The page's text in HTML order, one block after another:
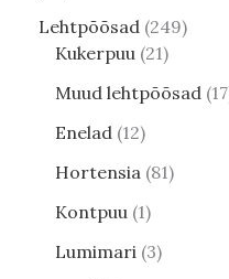
Lehtpõõsad 249
Kukerpuu 21
Muud lehtpõõsad 17
Enelad 12
Hortensia 81
Kontpuu 1
Lumimari 3